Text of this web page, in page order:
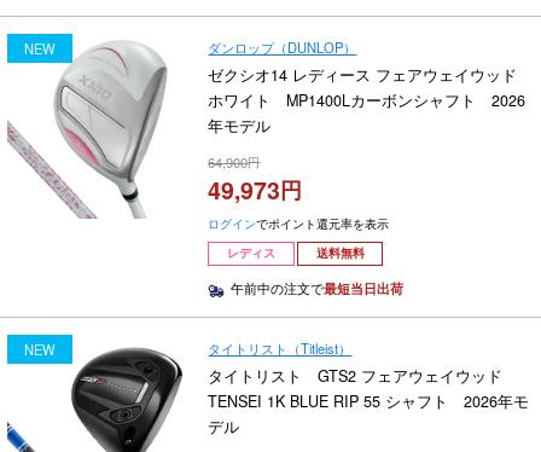
NEW ダンロップ（DUNLOP）
ゼクシオ14 レディース フェアウェイウッド
ホワイト MP1400Lカーボンシャフト 2026
年モデル
64,900
49,973
ログインでポイント還元率を表示
レディス
送料無料
午前中の注文で最短当日出荷
NEW タイトリスト（Titleist）
タイトリスト GTS2 フェアウェイウッド
TENSEI 1K BLUE RIP 55 シャフト 2026年モ
デル